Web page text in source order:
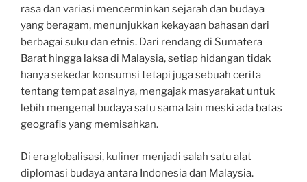
rasa dan variasi mencerminkan sejarah dan budaya
yang beragam, menunjukkan kekayaan bahasan dari
berbagai suku dan etnis. Dari rendang di Sumatera
Barat hingga laksa di Malaysia, setiap hidangan tidak
hanya sekedar konsumsi tetapi juga sebuah cerita
tentang tempat asalnya, mengajak masyarakat untuk
lebih mengenal budaya satu sama lain meski ada batas
geografis yang memisahkan.
Di era globalisasi, kuliner menjadi salah satu alat
diplomasi budaya antara Indonesia dan Malaysia.